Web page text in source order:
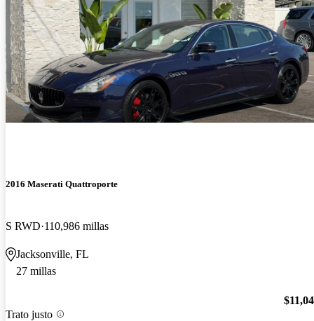
2016 Maserati Quattroporte
S RWD 110,986 millas
Jacksonville, FL
27 millas
Trato justo